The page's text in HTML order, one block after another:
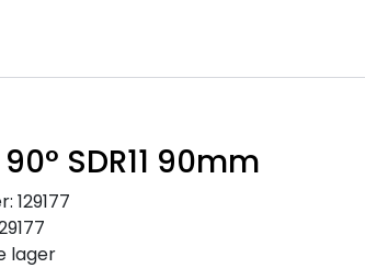
SDR11 90mm
129177
lager